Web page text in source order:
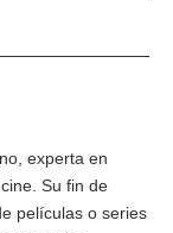
experta en
Su fin de
películas o series